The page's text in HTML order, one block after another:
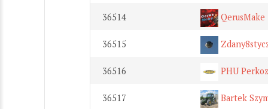
36514 QerusMake
36515
36516 PHU
36517 Bartek